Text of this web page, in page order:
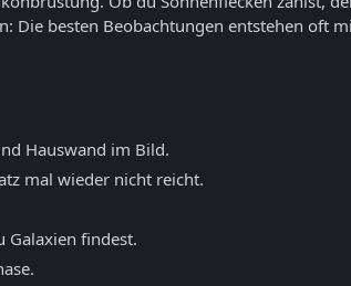
Die besten Beobachtungen entstehen oft
Hauswand im Bild.
mal wieder nicht reicht.
Galaxien findest.